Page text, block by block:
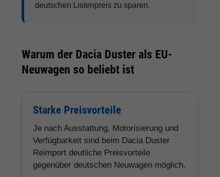
deutschen Listenpreis zu sparen.
Warum der Dacia Duster als EU-
Neuwagen so beliebt ist
Starke Preisvorteile
Je nach Ausstattung, Motorisierung und
Verfügbarkeit sind beim Dacia Duster
Reimport deutliche Preisvorteile
gegenüber deutschen Neuwagen möglich.